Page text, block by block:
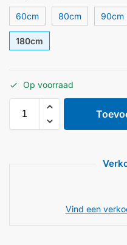
60cm 80cm 90cm
180cm
Op voorraad
Vind een